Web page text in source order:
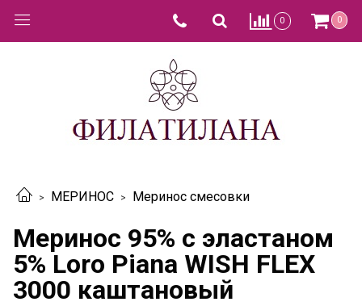
0 0
МЕРИНОС Меринос смесовки
Меринос 95% c эластаном
5% Loro Piana WISH FLEX
3000 каштановый